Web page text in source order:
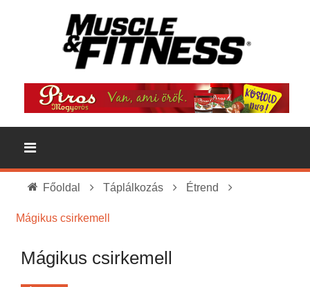
Főoldal Táplálkozás Étrend
Mágikus csirkemell
Mágikus csirkemell